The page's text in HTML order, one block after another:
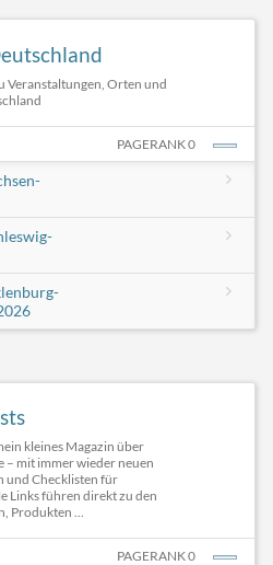
Veranstaltungen, Orten und
PAGERANK 0
kleines Magazin über
– mit immer wieder neuen
und Checklisten für
Links führen direkt zu den
Produkten ...
PAGERANK 0